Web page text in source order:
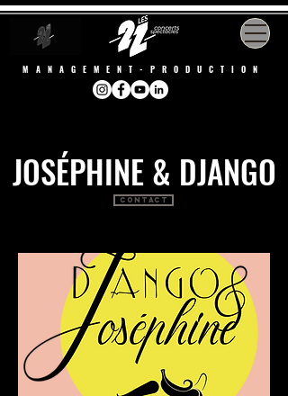
MANAGEMENT-PRODUCTION
JOSÉPHINE & DJANGO
Contact